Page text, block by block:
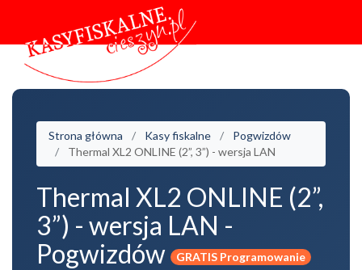
Strona główna Kasy fiskalne
Pogwizdów
Thermal XL2 ONLINE (2”, 3”) - wersja LAN
Thermal XL2 ONLINE (2”,
3”) - wersja LAN -
Pogwizdów
GRATIS Programowanie